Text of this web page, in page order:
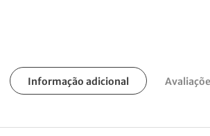
Informação adicional